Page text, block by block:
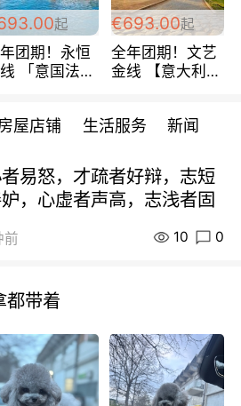
起
团期！永恒
「意国法
/天起 ~包拼房
€693.00起
全年团期！文艺
金线 【意大利一
每周铁发！
屋店铺 生活服务 新闻
易怒，才疏者好辩，志短
，心虚者声高，志浅者固
前 10 0
都带着